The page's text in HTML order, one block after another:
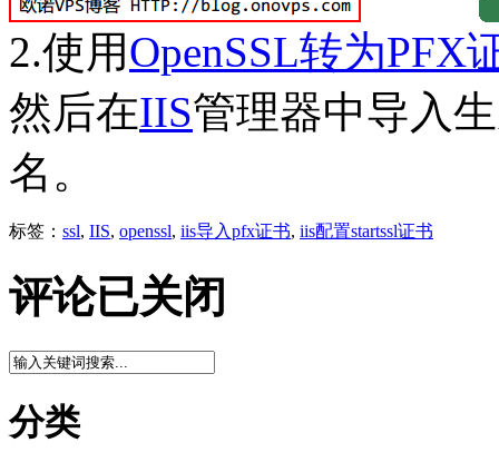
2.使用OpenSSL转为PFX
然后在IIS管理器中导入
名。
标签： ssl, IIS, openssl, iis导入pfx证书, iis配置startssl证书
评论已关闭
分类